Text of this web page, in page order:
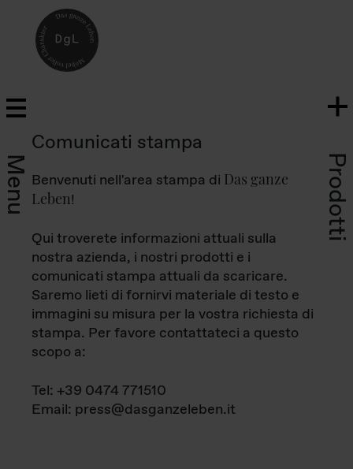
Menu Prodotti
Comunicati stampa
Benvenuti nell'area stampa di Das ganze
Leben!
Qui troverete informazioni attuali sulla
nostra azienda, i nostri prodotti e i
comunicati stampa attuali da scaricare.
Saremo lieti di fornirvi materiale di testo e
immagini su misura per la vostra richiesta di
stampa. Per favore contattateci a questo
scopo a:
Tel: +39 0474 771510
Email: press@dasganzeleben.it